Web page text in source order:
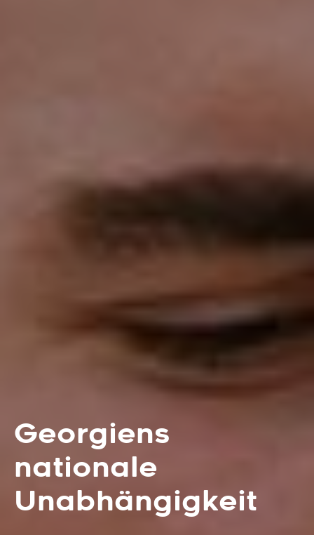
Georgiens
nationale
Unabhängigkeit